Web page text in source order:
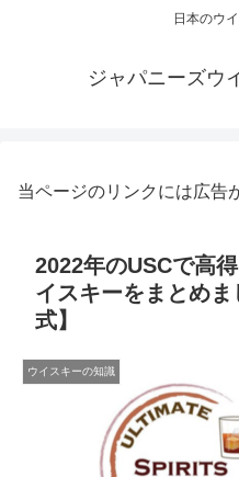
日本のウ
ジャパニーズウ
当ページのリンクには広告
2022年のUSCで高
イスキーをまとめ
式】
ウイスキーの知識